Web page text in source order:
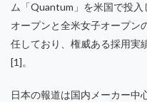
ム「Quantum」を米国で投
オープンと全米女子オープン
任しており、権威ある採用実
[1]。
日本の報道は国内メーカー中